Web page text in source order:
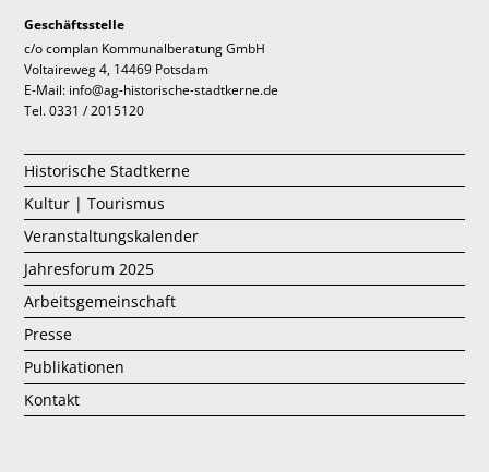
Geschäftsstelle
c/o complan Kommunalberatung GmbH
Voltaireweg 4, 14469 Potsdam
E-Mail: info@ag-historische-stadtkerne.de
Tel. 0331 / 2015120
Historische Stadtkerne
Kultur | Tourismus
Veranstaltungskalender
Jahresforum 2025
Arbeitsgemeinschaft
Presse
Publikationen
Kontakt